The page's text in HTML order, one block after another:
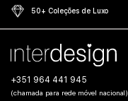
50+ Coleções de Luxo
+351 964 441 945
(chamada para rede móvel nacional)